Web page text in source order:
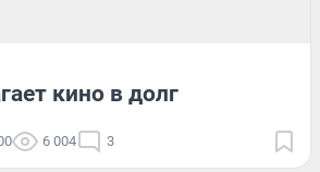
кино в долг
6 004 3